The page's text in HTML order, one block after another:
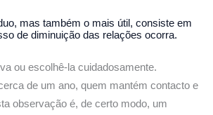
mas também o mais útil, consiste em
de diminuição das relações ocorra.
ou escolhê-la cuidadosamente.
de um ano, quem mantém contacto e
observação é, de certo modo, um